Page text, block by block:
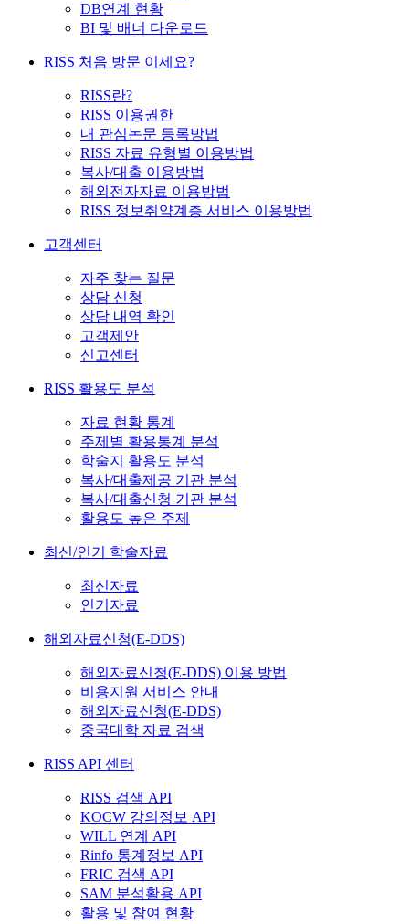
DB연계 현황
BI 및 배너 다운로드
RISS 처음 방문 이세요?
RISS란?
RISS 이용권한
내 관심논문 등록방법
RISS 자료 유형별 이용방법
복사/대출 이용방법
해외전자자료 이용방법
RISS 정보취약계층 서비스 이용방법
고객센터
자주 찾는 질문
상담 신청
상담 내역 확인
고객제안
신고센터
RISS 활용도 분석
자료 현황 통계
주제별 활용통계 분석
학술지 활용도 분석
복사/대출제공 기관 분석
복사/대출신청 기관 분석
활용도 높은 주제
최신/인기 학술자료
최신자료
인기자료
해외자료신청(E-DDS)
해외자료신청(E-DDS) 이용 방법
비용지원 서비스 안내
해외자료신청(E-DDS)
중국대학 자료 검색
RISS API 센터
RISS 검색 API
KOCW 강의정보 API
WILL 연계 API
Rinfo 통계정보 API
FRIC 검색 API
SAM 분석활용 API
활용 및 참여 현황